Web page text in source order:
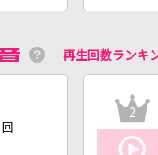
再生回数ランキ
回
2